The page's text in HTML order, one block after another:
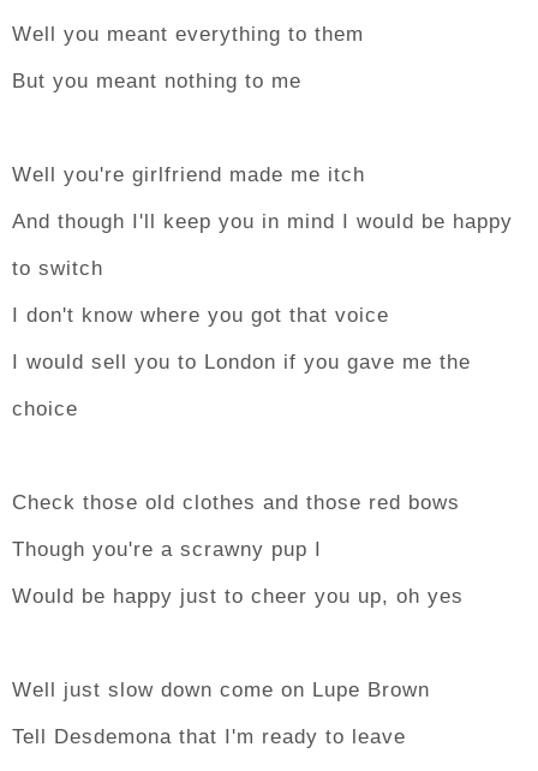
Well you meant everything to them
But you meant nothing to me
Well you're girlfriend made me itch
And though I'll keep you in mind I would be happy
to switch
I don't know where you got that voice
I would sell you to London if you gave me the
choice
Check those old clothes and those red bows
Though you're a scrawny pup I
Would be happy just to cheer you up, oh yes
Well just slow down come on Lupe Brown
Tell Desdemona that I'm ready to leave